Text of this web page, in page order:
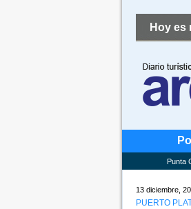
Hoy es
Punta
13 diciembre,
PUERTO